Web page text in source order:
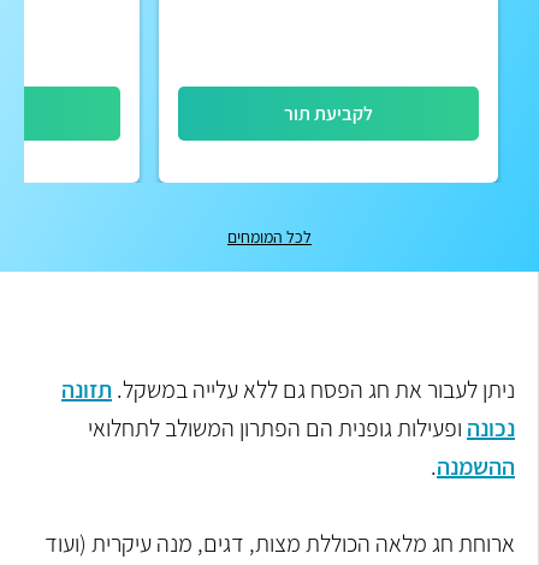
לקביעת תור
לכל המומחים
ניתן לעבור את חג הפסח גם ללא עלייה במשקל.תזונה
נכונה ופעילות גופנית הם הפתרון המשולב לתחלואי
ההשמנה.
ארוחת חג מלאה הכוללת מצות, דגים, מנה עיקרית (ועוד